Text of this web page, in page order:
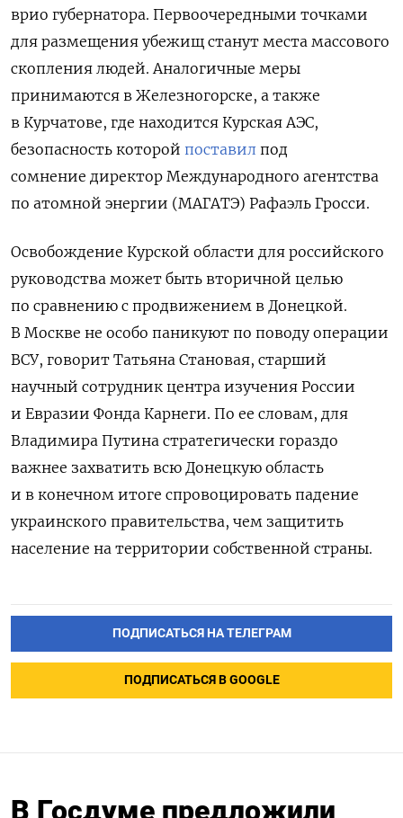
врио губернатора. Первоочередными точками
для размещения убежищ станут места массового
скопления людей. Аналогичные меры
принимаются в Железногорске, а также
в Курчатове, где находится Курская АЭС,
безопасность которой поставил под
сомнение директор Международного агентства
по атомной энергии (МАГАТЭ) Рафаэль Гросси.
Освобождение Курской области для российского
руководства может быть вторичной целью
по сравнению с продвижением в Донецкой.
В Москве не особо паникуют по поводу операции
ВСУ, говорит Татьяна Становая, старший
научный сотрудник центра изучения России
и Евразии Фонда Карнеги. По ее словам, для
Владимира Путина стратегически гораздо
важнее захватить всю Донецкую область
и в конечном итоге спровоцировать падение
украинского правительства, чем защитить
население на территории собственной страны.
ПОДПИСАТЬСЯ НА ТЕЛЕГРАМ
ПОДПИСАТЬСЯ В GOOGLE
В Госдуме предложили